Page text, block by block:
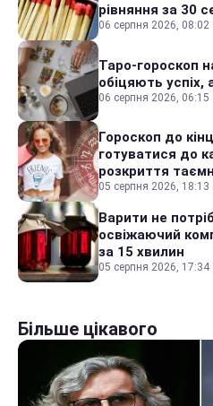
рівняння за 30
06 серпня 2026, 08:02
Таро-гороскоп
обіцяють успіх,
06 серпня 2026, 06:15
Гороскоп до
готуватися до
розкриття
05 серпня 2026, 18:13
Варити не
освіжаючий
за 15 хвилин
05 серпня 2026, 17:34
Більше цікавого